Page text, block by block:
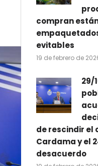
compran
evitables
19 de febrero de
29/
de rescindir el
Cardama y el
desacuerdo